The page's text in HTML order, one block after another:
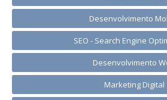
Desenvolvimento
SEO - Search Engine
Desenvolvimento
Marketing Digital